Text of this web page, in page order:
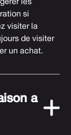
les
si
visiter la
de visiter
un achat.
a